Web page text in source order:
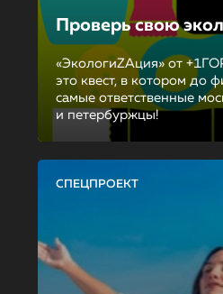
Проверь свою
«ЭкологиZAция» от
это квест, в котором до
самые ответственные
и петербуржцы!
СПЕЦПРОЕКТ